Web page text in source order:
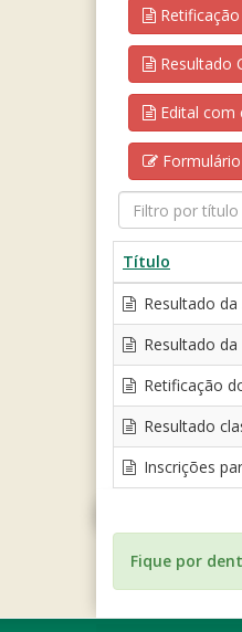
Resultado
Edital com
Filtro
por
título
Título
Resultado
Resultado
Retificação
Resultado
Inscrições
Fique por